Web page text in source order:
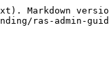
ras-admin-